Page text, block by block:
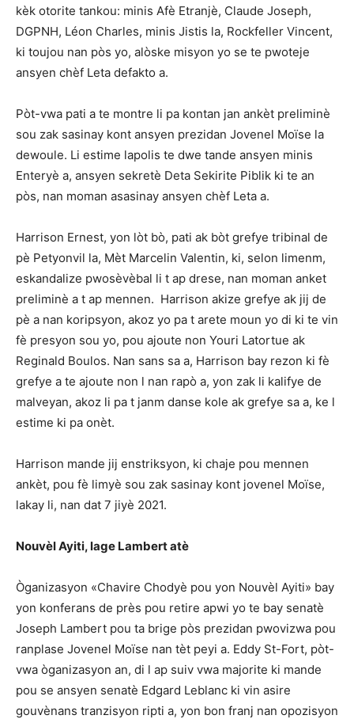
kèk otorite tankou: minis Afè Etranjè, Claude Joseph,
DGPNH, Léon Charles, minis Jistis la, Rockfeller Vincent,
ki toujou nan pòs yo, alòske misyon yo se te pwoteje
ansyen chèf Leta defakto a.
Pòt-vwa pati a te montre li pa kontan jan ankèt preliminè
sou zak sasinay kont ansyen prezidan Jovenel Moïse la
dewoule. Li estime lapolis te dwe tande ansyen minis
Enteryè a, ansyen sekretè Deta Sekirite Piblik ki te an
pòs, nan moman asasinay ansyen chèf Leta a.
Harrison Ernest, yon lòt bò, pati ak bòt grefye tribinal de
pè Petyonvil la, Mèt Marcelin Valentin, ki, selon limenm,
eskandalize pwosèvèbal li t ap drese, nan moman anket
preliminè a t ap mennen. Harrison akize grefye ak jij de
pè a nan koripsyon, akoz yo pa t arete moun yo di ki te vin
fè presyon sou yo, pou ajoute non Youri Latortue ak
Reginald Boulos. Nan sans sa a, Harrison bay rezon ki fè
grefye a te ajoute non l nan rapò a, yon zak li kalifye de
malveyan, akoz li pa t janm danse kole ak grefye sa a, ke l
estime ki pa onèt.
Harrison mande jij enstriksyon, ki chaje pou mennen
ankèt, pou fè limyè sou zak sasinay kont jovenel Moïse,
lakay li, nan dat 7 jiyè 2021.
Nouvèl Ayiti, lage Lambert atè
Òganizasyon «Chavire Chodyè pou yon Nouvèl Ayiti» bay
yon konferans de près pou retire apwi yo te bay senatè
Joseph Lambert pou ta brige pòs prezidan pwovizwa pou
ranplase Jovenel Moïse nan tèt peyi a. Eddy St-Fort, pòt-
vwa òganizasyon an, di l ap suiv vwa majorite ki mande
pou se ansyen senatè Edgard Leblanc ki vin asire
gouvènans tranzisyon ripti a, yon bon franj nan opozisyon